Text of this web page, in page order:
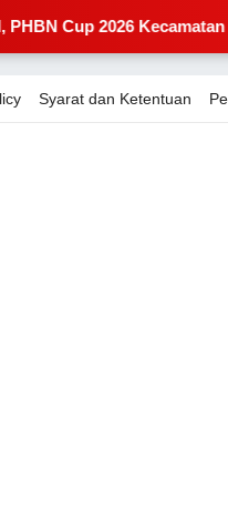
Syarat dan Ketentuan
Kecamatan